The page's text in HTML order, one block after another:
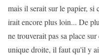
mais il serait sur le papier, si
irait encore plus loin... De
ne trouverait pas sa place
unique droite, il faut qu'il y